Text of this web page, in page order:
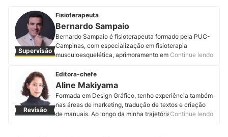
Supervisão
Fisioterapeuta
Bernardo Sampaio
Bernardo Sampaio é fisioterapeuta formado pela PUC-
Campinas, com especialização em fisioterapia
musculoesquelética, aprimoramento em membros
ciências da saúde, realizados na Faculdade de
Ciências Médicas da Santa Casa de São Paulo. Conta
com formação complementar nos métodos Maitland,
Mulligan e McKenzie, além de osteopatia pela escola
belga ATMS (Académie de Thérapie Manuelle et
Sportive). Com sólida experiência clínica e acadêmica,
Continue lendo
Revisão
Editora-chefe
Aline Makiyama
Formada em Design Gráfico, tenho experiência também
nas áreas de marketing, tradução de textos e criação
de manuais. Ao longo da minha trajetória, aprimorei um
Continue lendo